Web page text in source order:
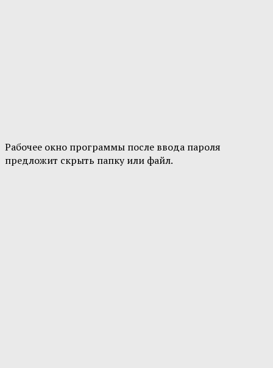
Рабочее окно программы после ввода пароля
предложит скрыть папку или файл.